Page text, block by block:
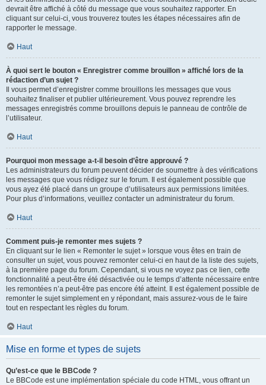
devrait être affiché à côté du message que vous souhaitez rapporter. En
cliquant sur celui-ci, vous trouverez toutes les étapes nécessaires afin de
rapporter le message.
Haut
À quoi sert le bouton « Enregistrer comme brouillon » affiché lors de la
rédaction d’un sujet ?
Il vous permet d’enregistrer comme brouillons les messages que vous
souhaitez finaliser et publier ultérieurement. Vous pouvez reprendre les
messages enregistrés comme brouillons depuis le panneau de contrôle de
l’utilisateur.
Haut
Pourquoi mon message a-t-il besoin d’être approuvé ?
Les administrateurs du forum peuvent décider de soumettre à des vérifications
les messages que vous rédigez sur le forum. Il est également possible que
vous ayez été placé dans un groupe d’utilisateurs aux permissions limitées.
Pour plus d’informations, veuillez contacter un administrateur du forum.
Haut
Comment puis-je remonter mes sujets ?
En cliquant sur le lien « Remonter le sujet » lorsque vous êtes en train de
consulter un sujet, vous pouvez remonter celui-ci en haut de la liste des sujets,
à la première page du forum. Cependant, si vous ne voyez pas ce lien, cette
fonctionnalité a peut-être été désactivée ou le temps d’attente nécessaire entre
les remontées n’a peut-être pas encore été atteint. Il est également possible de
remonter le sujet simplement en y répondant, mais assurez-vous de le faire
tout en respectant les règles du forum.
Haut
Mise en forme et types de sujets
Qu’est-ce que le BBCode ?
Le BBCode est une implémentation spéciale du code HTML, vous offrant un